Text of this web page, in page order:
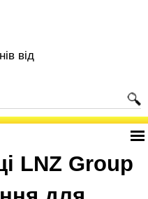
від
LNZ Group